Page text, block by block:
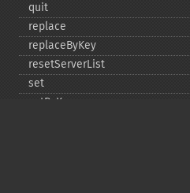
quit
replace
replaceByKey
resetServerList
set
setByKey